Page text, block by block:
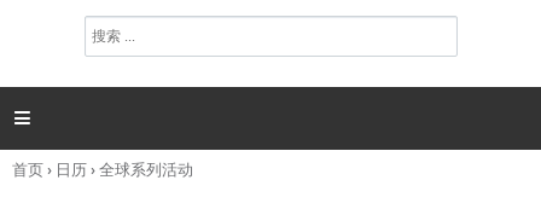
搜
索

你
首页› 日历›全球系列活动